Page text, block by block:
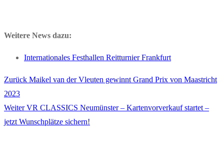
Weitere News dazu:
Internationales Festhallen Reitturnier Frankfurt
Beitragsnavigation
Zurück Vorheriger
Maikel van der Vleuten gewinnt Grand Prix von Maastricht
2023
Weiter Nächster
Beitrag:
VR CLASSICS Neumünster – Kartenvorverkauf startet –
jetzt Wunschplätze sichern!